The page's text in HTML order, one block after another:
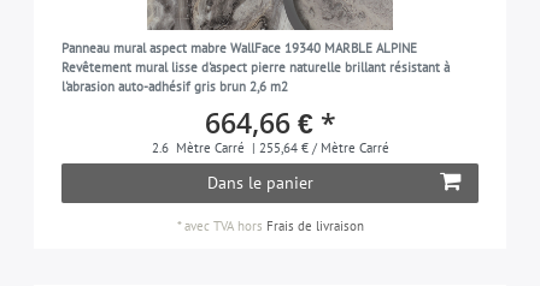
Panneau mural aspect mabre WallFace 19340 MARBLE ALPINE
Revêtement mural lisse d'aspect pierre naturelle brillant résistant à
l'abrasion auto-adhésif gris brun 2,6 m2
664,66 € *
2.6 Mètre Carré | 255,64 € / Mètre Carré
Dans le panier
*avec TVAhors Frais de livraison